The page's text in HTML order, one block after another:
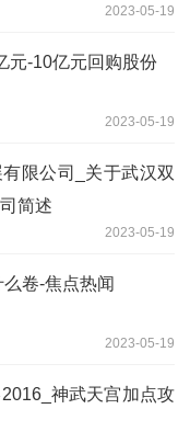
2023-05-19
元-10亿元回购股份
2023-05-19
限公司_关于武汉双
简述
2023-05-19
卷-焦点热闻
2023-05-19
神武天宫加点攻